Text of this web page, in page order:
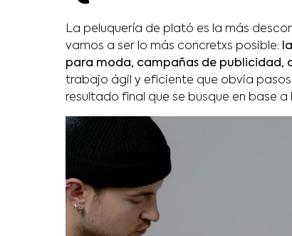
La peluquería de plató es la más
vamos a ser lo más concretxs posible:
para moda, campañas de publicidad,
trabajo ágil y eficiente que obvia
resultado final que se busque en base